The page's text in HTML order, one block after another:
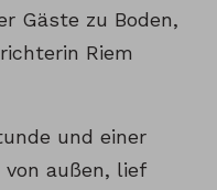
Gäste zu Boden,
Riem
und einer
von außen, lief